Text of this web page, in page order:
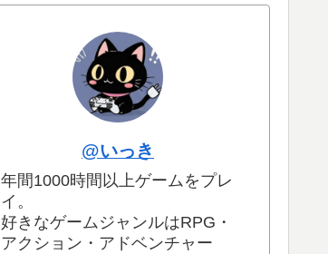
@いっき
年間1000時間以上ゲームをプレ
イ。
好きなゲームジャンルはRPG・
アクション・アドベンチャー